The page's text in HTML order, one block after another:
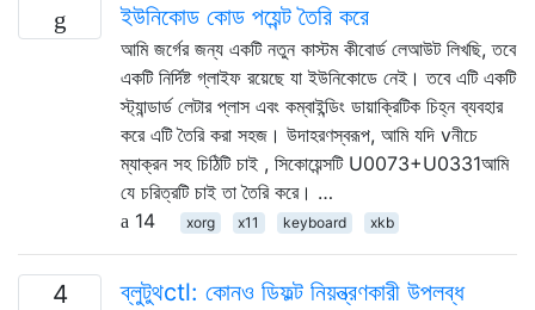
ইউনিকোড কোড পয়েন্ট তৈরি করে
আমি জর্গের জন্য একটি নতুন কাস্টম কীবোর্ড লেআউট লিখছি, তবে
একটি নির্দিষ্ট গ্লাইফ রয়েছে যা ইউনিকোডে নেই। তবে এটি একটি
স্ট্যান্ডার্ড লেটার প্লাস এবং কম্বাইন্ডিং ডায়াক্রিটিক চিহ্ন ব্যবহার
করে এটি তৈরি করা সহজ। উদাহরণস্বরূপ, আমি যদি vনীচে
ম্যাক্রন সহ চিঠিটি চাই , সিকোয়েন্সটি U0073+U0331আমি
যে চরিত্রটি চাই তা তৈরি করে। …
14
xorg x11 keyboard xkb
4 ব্লুটুথctl: কোনও ডিফল্ট নিয়ন্ত্রণকারী উপলব্ধ